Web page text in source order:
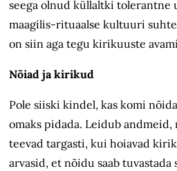
seega olnud küllaltki tolerantne
maagilis-rituaalse kultuuri
on siin aga tegu kirikuuste
Nõiad ja kirikud
Pole siiski kindel, kas komi
omaks pidada. Leidub
teevad targasti, kui hoiavad
arvasid, et nõidu saab tuvastada